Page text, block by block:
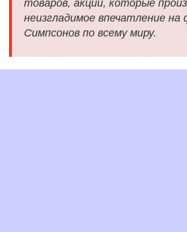
товаров, акций, которые
неизгладимое впечатление
Симпсонов по всему миру.